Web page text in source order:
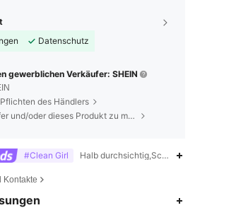
Datenschutz
gewerblichen Verkäufer: SHEIN
des Händlers
Um diesen Verkäufer und/oder dieses Produkt zu melden
#Clean Girl Halb
Kontakte